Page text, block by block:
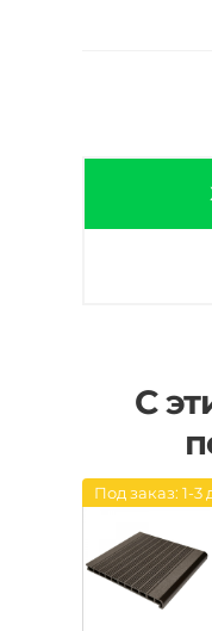
С
Под заказ: 1-3